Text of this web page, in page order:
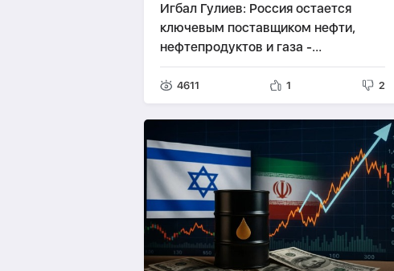
Игбал Гулиев: Россия остается
ключевым поставщиком нефти,
нефтепродуктов и газа -
ИНТЕРВЬЮ
4611 1 2